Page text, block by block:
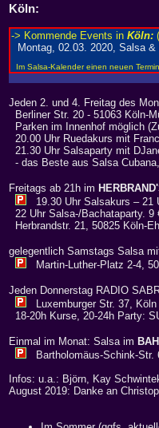
Köln:
Jeden 2. und 4. Freitag des
Berliner Str. 20 - 51063 Köln-
Parken im Innenhof möglich
20.00 Uhr Ruedakurs mit
21.30 Uhr Salsaparty mit
- das Beste aus Salsa
Freitags ab 21h im
19.30 Uhr Salsakurs – 21
22 Uhr Salsa-/Bachataparty. 9
Herbrandstr. 21, 50825 Köln-
gelegentlich Samstags Salsa
Martin-Luther-Platz 2-4,
Jeden Donnerstag RADIO
Luxemburger Str. 37, Köln
18-20h Kurse, 20-24h Party:
Einmal im Monat: Salsa im
Bartholomäus-Schink-Str.
Infos: u.a.: Björn, Kay
August 2019: Danke an